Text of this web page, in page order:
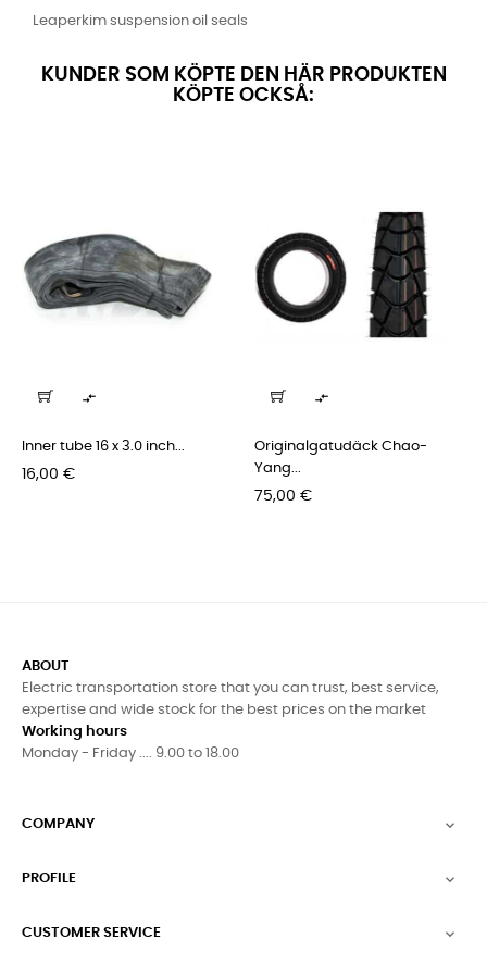
Leaperkim suspension oil seals
KUNDER SOM KÖPTE DEN HÄR PRODUKTEN
KÖPTE OCKSÅ:

Inner tube 16 x 3.0 inch...
Pris
16,00 €

Originalgatudäck Chao-
Yang...
Pris
75,00 €
ABOUT
Electric transportation store that you can trust, best service,
expertise and wide stock for the best prices on the market
Working hours
Monday - Friday .... 9.00 to 18.00
COMPANY 
PROFILE 
CUSTOMER SERVICE 